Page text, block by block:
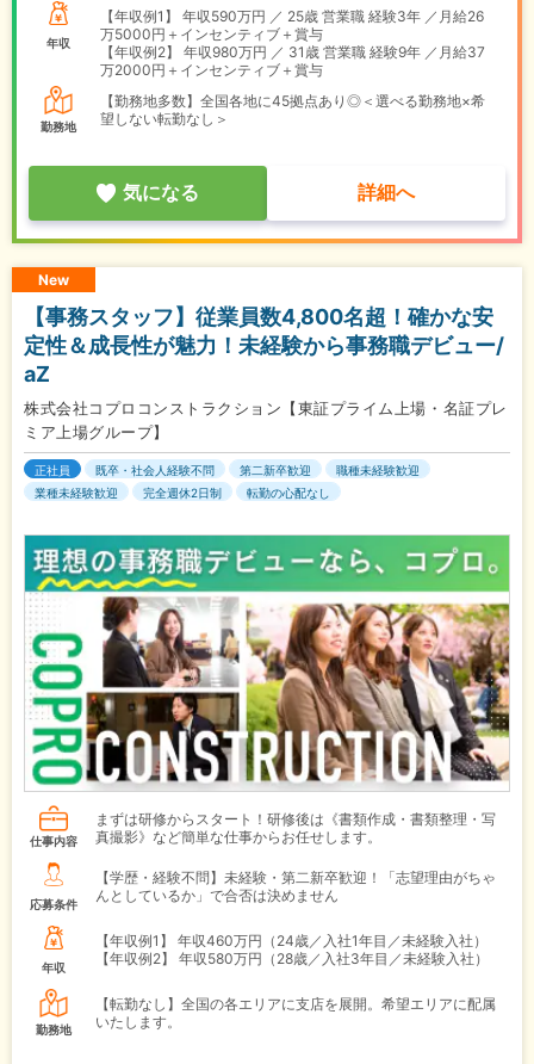
年収
【年収例1】
年収590万円 ／ 25歳 営業職 経験3年 ／月給26
万5000円＋インセンティブ＋賞与
【年収例2】
年収980万円 ／ 31歳 営業職 経験9年 ／月給37
万2000円＋インセンティブ＋賞与
勤務地
【勤務地多数】全国各地に45拠点あり◎＜選べる勤務地×希
望しない転勤なし＞
気になる 詳細へ
New
【事務スタッフ】従業員数4,800名超！確かな安
定性＆成長性が魅力！未経験から事務職デビュー/
aZ
株式会社コプロコンストラクション【東証プライム上場・名証プレ
ミア上場グループ】
正社員 既卒・社会人経験不問 第二新卒歓迎
職種未経験歓迎
業種未経験歓迎
完全週休2日制 転勤の心配なし
仕事内容
まずは研修からスタート！研修後は《書類作成・書類整理・写
真撮影》など簡単な仕事からお任せします。
応募条件
【学歴・経験不問】未経験・第二新卒歓迎！「志望理由がちゃ
んとしているか」で合否は決めません
年収
【年収例1】
年収460万円（24歳／入社1年目／未経験入社）
【年収例2】
年収580万円（28歳／入社3年目／未経験入社）
勤務地
【転勤なし】全国の各エリアに支店を展開。希望エリアに配属
いたします。